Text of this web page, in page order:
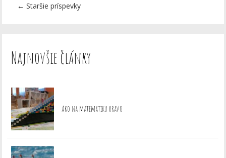
← Staršie príspevky
Najnovšie články
Ako na matematiku hravo